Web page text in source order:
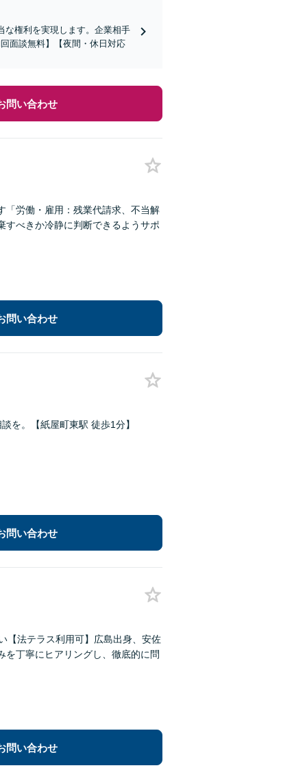
な権利を実現します。企業相手
面談無料】【夜間・休日対応
問い合わせ
「労働・雇用：残業代請求、不当解
すべきか冷静に判断できるようサポ
問い合わせ
を。【紙屋町東駅 徒歩1分】
問い合わせ
【法テラス利用可】広島出身、安佐
丁寧にヒアリングし、徹底的に問
問い合わせ